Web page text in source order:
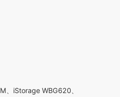
iStorage WBG620、